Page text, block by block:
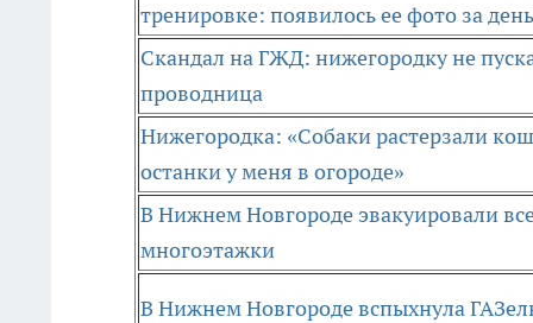
тренировке: появилось ее фото за
Скандал на ГЖД: нижегородку не
проводница
Нижегородка: «Собаки растерзали
останки у меня в огороде»
В Нижнем Новгороде эвакуировали
многоэтажки
В Нижнем Новгороде вспыхнула